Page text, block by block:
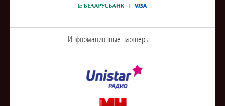
Информационные партнеры